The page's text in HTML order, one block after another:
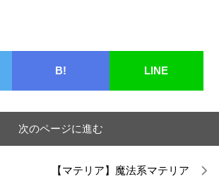
B! LINE
次のページに進む
【マテリア】魔法系マテリア